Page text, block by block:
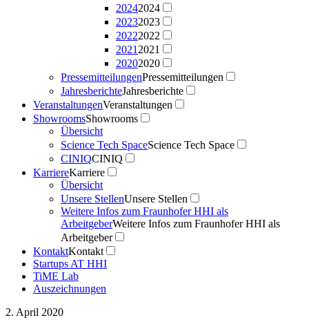
20242024
20232023
20222022
2021 2021
20202020
PressemitteilungenPressemitteilungen
JahresberichteJahresberichte
VeranstaltungenVeranstaltungen
ShowroomsShowrooms
Übersicht
Science Tech SpaceScience Tech Space
CINIQCINIQ
KarriereKarriere
Übersicht
Unsere StellenUnsere Stellen
Weitere Infos zum Fraunhofer HHI als
ArbeitgeberWeitere Infos zum Fraunhofer HHI als
Arbeitgeber
KontaktKontakt
Startups AT HHI
TiME Lab
Auszeichnungen
2. April 2020